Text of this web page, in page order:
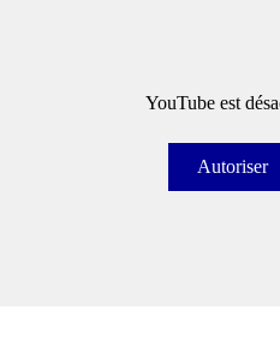
YouTube est
Autoriser